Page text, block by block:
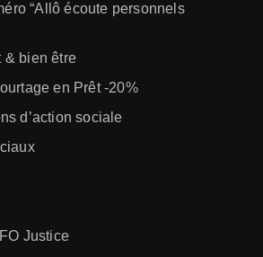
“Allô écoute personnels
& bien être
en Prêt -20%
d’action sociale
Justice